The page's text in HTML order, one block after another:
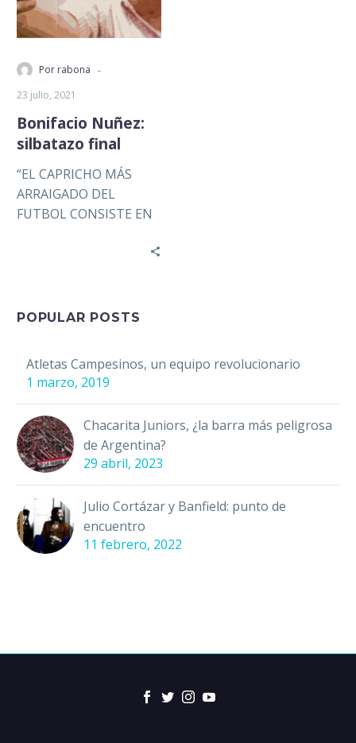
Por rabona -
23 julio, 2021
Bonifacio Nuñez:
silbatazo final
“EL CAPRICHO MÁS
ARRAIGADO DEL
FUTBOL CONSISTE EN
VILLORO) La lógica…
POPULAR POSTS
Atletas Campesinos, un equipo revolucionario
1 marzo, 2019
Chacarita Juniors, ¿la barra más peligrosa
de Argentina?
29 abril, 2023
Julio Cortázar y Banfield: punto de
encuentro
11 febrero, 2022